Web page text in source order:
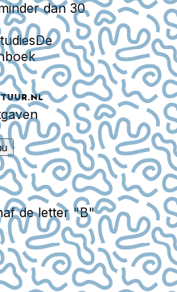
dan 30
De
de letter "B"